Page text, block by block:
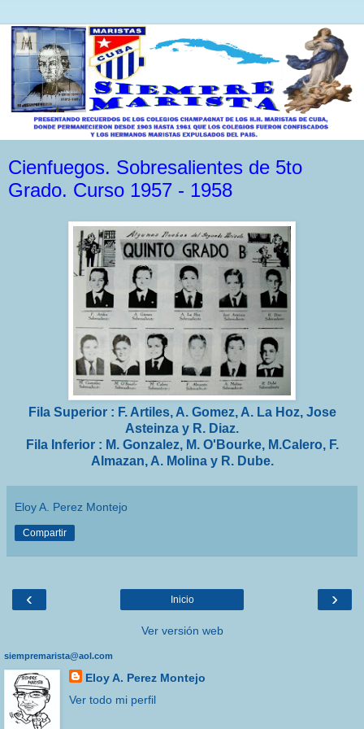
Cienfuegos. Sobresalientes de 5to
Grado. Curso 1957 - 1958
Fila Superior : F. Artiles, A. Gomez, A. La Hoz, Jose
Asteinza y R. Diaz.
Fila Inferior : M. Gonzalez, M. O'Bourke, M.Calero, F.
Almazan, A. Molina y R. Dube.
Eloy A. Perez Montejo
Compartir
‹ ›
Inicio
Ver versión web
siempremarista@aol.com
Eloy A. Perez Montejo
Ver todo mi perfil